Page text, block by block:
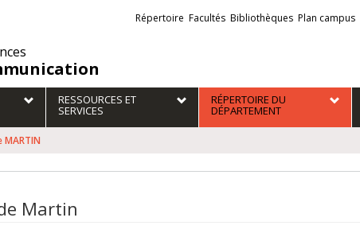
Liens
externes
Répertoire Facultés Bibliothèques Plan campus
RESSOURCES ET
SERVICES
RÉPERTOIRE DU
DÉPARTEMENT
MARTIN
Martin